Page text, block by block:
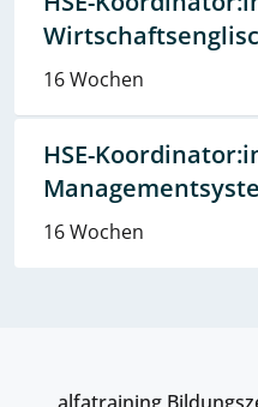
16 Wochen
HSE-
16 Wochen